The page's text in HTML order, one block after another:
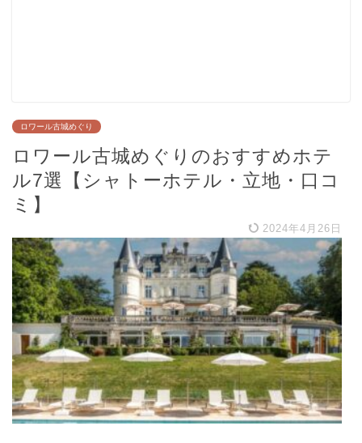
ロワール古城めぐり
ロワール古城めぐりのおすすめホテ
ル7選【シャトーホテル・立地・口コ
ミ】
2024年4月26日